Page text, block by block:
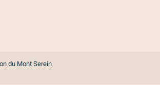
du Mont Serein